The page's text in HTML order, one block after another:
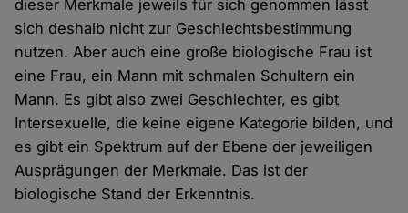
dieser Merkmale jeweils für sich genommen lässt
sich deshalb nicht zur Geschlechtsbestimmung
nutzen. Aber auch eine große biologische Frau ist
eine Frau, ein Mann mit schmalen Schultern ein
Mann. Es gibt also zwei Geschlechter, es gibt
Intersexuelle, die keine eigene Kategorie bilden, und
es gibt ein Spektrum auf der Ebene der jeweiligen
Ausprägungen der Merkmale. Das ist der
biologische Stand der Erkenntnis.